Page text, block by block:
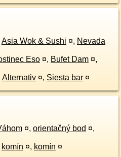
Asia Wok & Sushi ¤, Nevada
Eso ¤, Bufet Dam ¤,
Alternativ ¤, Siesta bar ¤
¤, orientačný bod ¤,
komín ¤, komín ¤